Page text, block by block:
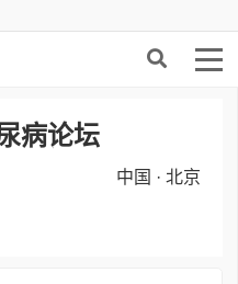
病论坛
中国 · 北京